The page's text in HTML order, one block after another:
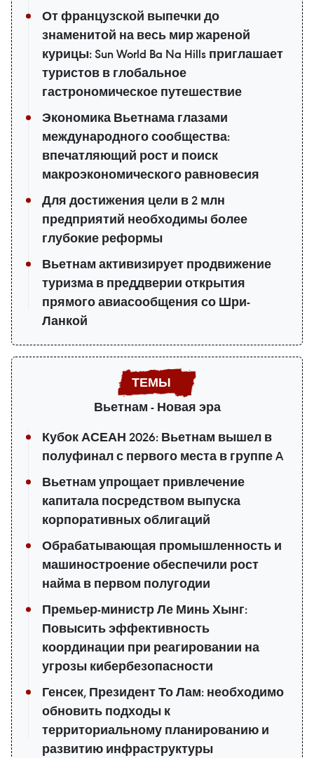
От французской выпечки до
знаменитой на весь мир жареной
курицы: Sun World Ba Na Hills приглашает
туристов в глобальное
гастрономическое путешествие
Экономика Вьетнама глазами
международного сообщества:
впечатляющий рост и поиск
макроэкономического равновесия
Для достижения цели в 2 млн
предприятий необходимы более
глубокие реформы
Вьетнам активизирует продвижение
туризма в преддверии открытия
прямого авиасообщения со Шри-
Ланкой
Вьетнам - Новая эра
Кубок АСЕАН 2026: Вьетнам вышел в
полуфинал с первого места в группе A
Вьетнам упрощает привлечение
капитала посредством выпуска
корпоративных облигаций
Обрабатывающая промышленность и
машиностроение обеспечили рост
найма в первом полугодии
Премьер-министр Ле Минь Хынг:
Повысить эффективность
координации при реагировании на
угрозы кибербезопасности
Генсек, Президент То Лам: необходимо
обновить подходы к
территориальному планированию и
развитию инфраструктуры